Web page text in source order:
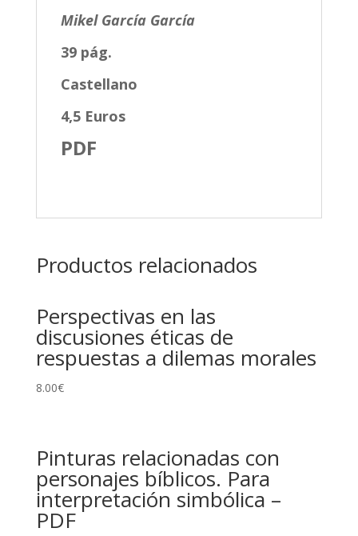
Mikel García García
39 pág.
Castellano
4,5 Euros
PDF
Productos relacionados
Perspectivas en las
discusiones éticas de
respuestas a dilemas morales
8.00€
Pinturas relacionadas con
personajes bíblicos. Para
interpretación simbólica –
PDF